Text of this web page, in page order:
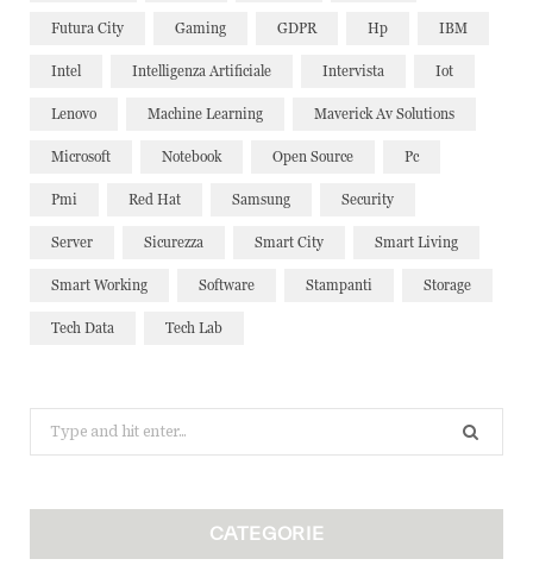
Futura City Gaming GDPR Hp IBM
Intel Intelligenza Artificiale Intervista Iot
Lenovo Machine Learning Maverick Av Solutions
Microsoft Notebook Open Source Pc
Pmi Red Hat Samsung Security
Server Sicurezza Smart City Smart Living
Smart Working Software Stampanti Storage
Tech Data Tech Lab
Search
for:
CATEGORIE